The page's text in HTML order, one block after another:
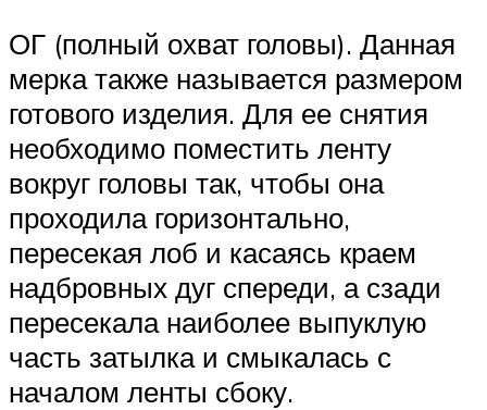
ОГ (полный охват головы). Данная
мерка также называется размером
готового изделия. Для ее снятия
необходимо поместить ленту
вокруг головы так, чтобы она
проходила горизонтально,
пересекая лоб и касаясь краем
надбровных дуг спереди, а сзади
пересекала наиболее выпуклую
часть затылка и смыкалась с
началом ленты сбоку.